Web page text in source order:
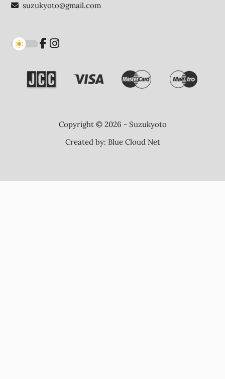
suzukyoto@gmail.com
Copyright © 2026 - Suzukyoto
Created by: Blue Cloud Net